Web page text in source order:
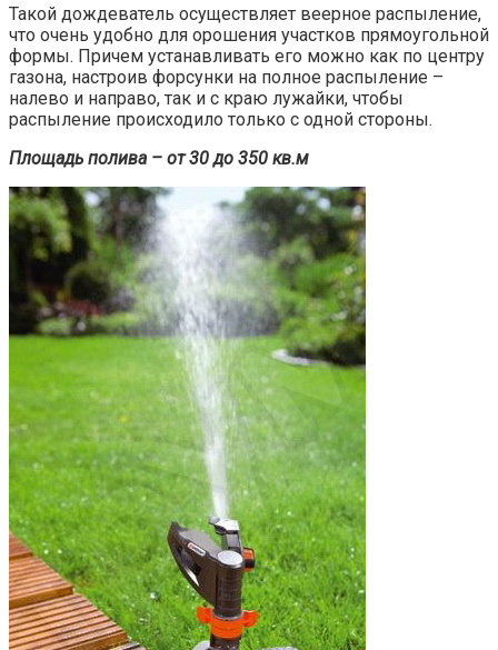
Такой дождеватель осуществляет веерное распыление,
что очень удобно для орошения участков прямоугольной
формы. Причем устанавливать его можно как по центру
газона, настроив форсунки на полное распыление –
налево и направо, так и с краю лужайки, чтобы
распыление происходило только с одной стороны.
Площадь полива – от 30 до 350 кв.м